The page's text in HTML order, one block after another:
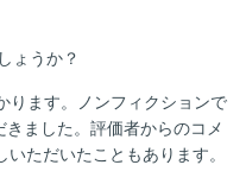
ょうか？
ります。ノンフィクションで
ました。評価者からのコメ
ただいたこともあります。